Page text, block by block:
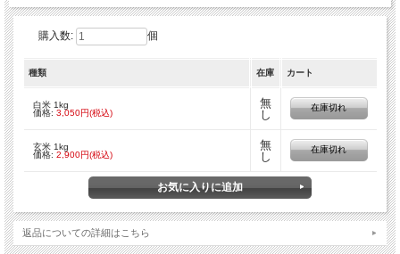
自分の大切な子供に食べさせたい美味しくて安全なお米を皆様にお届けしたいと考
（株）扶相の魚カスから作られた有機質肥料を中心に使用し、農薬の使用を必要最
低限に抑えて作っております。
なつぼし」も新たに作ってまいりますので、是非ご賞味ください。
購入数: 個
種類 在庫 カート
白米 1kg
価格: 3,050円(税込)
無
し
在庫切れ
玄米 1kg
価格: 2,900円(税込)
無
し
在庫切れ
返品についての詳細はこちら